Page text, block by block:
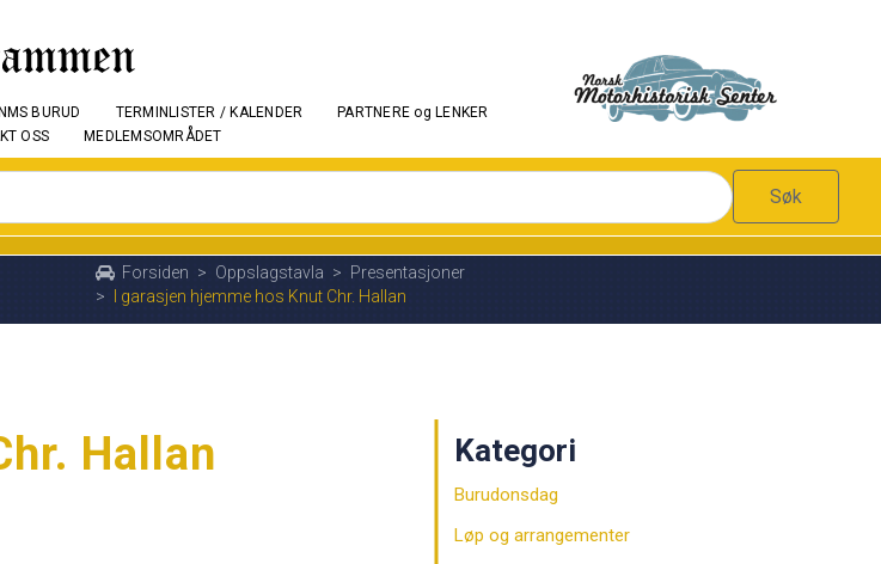
NMS BURUD TERMINLISTER / KALENDER
PARTNERE og LENKER
OSS MEDLEMSOMRÅDET
Søk
Forsiden > Oppslagstavla > Presentasjoner
>
I garasjen hjemme hos Knut Chr. Hallan
Hallan Kategori
Burudonsdag
Løp og arrangementer